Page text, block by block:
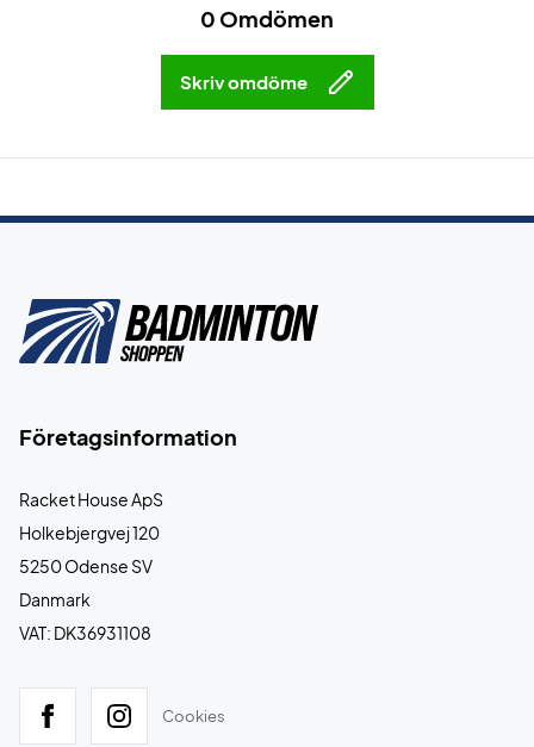
0 Omdömen
Skriv omdöme
Företagsinformation
Racket House ApS
Holkebjergvej 120
5250 Odense SV
Danmark
VAT: DK36931108
Cookies